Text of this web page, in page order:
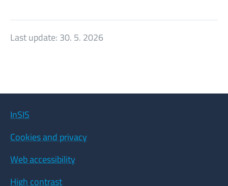
Last update: 30. 5. 2026
InSIS
Cookies and privacy
Web accessibility
High contrast